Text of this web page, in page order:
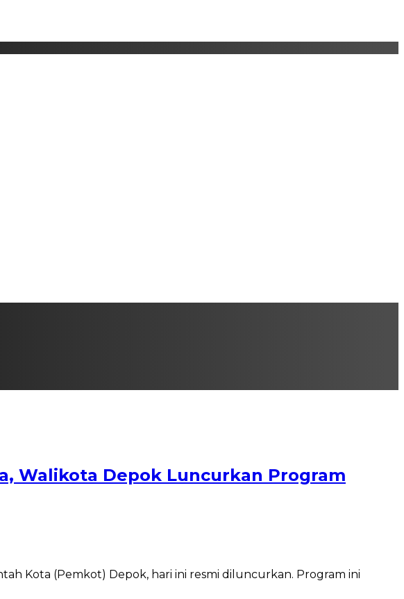
Walikota Depok Luncurkan Program
Kota (Pemkot) Depok, hari ini resmi diluncurkan. Program ini